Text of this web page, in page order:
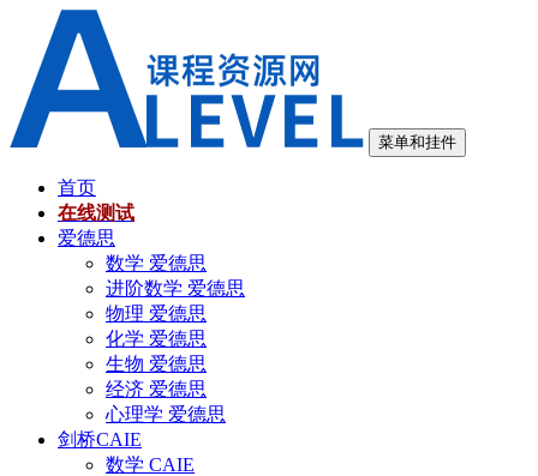
菜单和挂件
首页
在线测试
爱德思
数学 爱德思
进阶数学 爱德思
物理 爱德思
化学 爱德思
生物 爱德思
经济 爱德思
心理学 爱德思
剑桥CAIE
数学 CAIE